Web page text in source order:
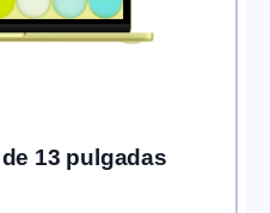
13 pulgadas